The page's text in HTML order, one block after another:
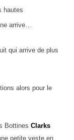
hautes
arrive…
qui arrive de plus
alors pour le
Bottines Clarks
petite veste en